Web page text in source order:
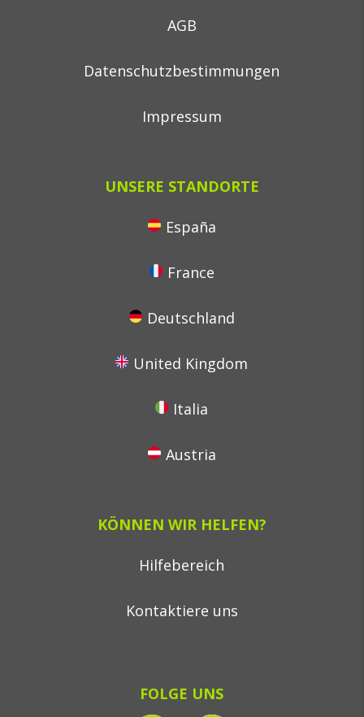
AGB
Datenschutzbestimmungen
Impressum
UNSERE STANDORTE
España
France
Deutschland
United Kingdom
Italia
Austria
KÖNNEN WIR HELFEN?
Hilfebereich
Kontaktiere uns
FOLGE UNS